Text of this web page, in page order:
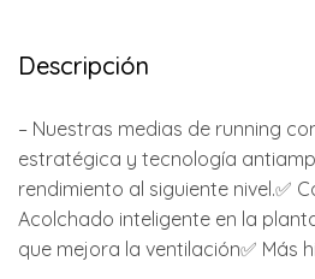
Descripción
– Nuestras medias de running
estratégica y tecnología
rendimiento al siguiente nivel.✅
Acolchado inteligente en la
que mejora la ventilación✅ Más